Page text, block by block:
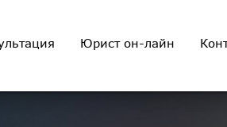
Юрист он-лайн